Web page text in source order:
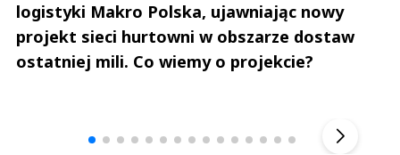
logistyki Makro Polska, ujawniając nowy
projekt sieci hurtowni w obszarze dostaw
ostatniej mili. Co wiemy o projekcie?